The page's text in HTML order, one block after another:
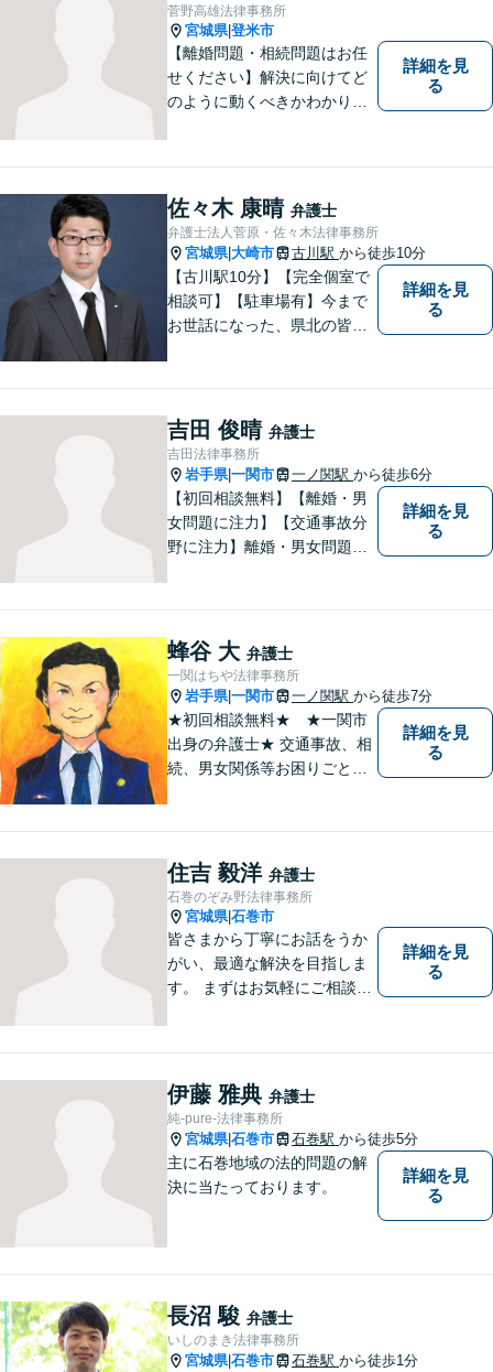
菅野高雄法律事務所
宮城県|登米市
【離婚問題・相続問題はお任
せください】解決に向けてど
のように動くべきかわかりや
夜間・休日対応可】お早めの
ご相談が、納得のいく解決へ
の第一歩です。
詳細を見
る
佐々木 康晴 弁護士
弁護士法人菅原・佐々木法律事務所
宮城県|大崎市 古川駅 から徒歩10分
【古川駅10分】【完全個室で
相談可】【駐車場有】今まで
お世話になった、県北の皆さ
ら、お気軽にお声がけくださ
い。
詳細を見
る
吉田 俊晴 弁護士
吉田法律事務所
岩手県|一関市 一ノ関駅 から徒歩6分
【初回相談無料】【離婚・男
女問題に注力】【交通事故分
野に注力】離婚・男女問題、
ります。何かお困りごとがご
ざいましたら、お気軽にご相
談ください。
詳細を見
る
蜂谷 大 弁護士
一関はちや法律事務所
岩手県|一関市 一ノ関駅 から徒歩7分
★初回相談無料★ ★一関市
出身の弁護士★ 交通事故、相
続、男女関係等お困りごとが
詳細を見
る
住吉 毅洋 弁護士
石巻のぞみ野法律事務所
宮城県|石巻市
皆さまから丁寧にお話をうか
がい、最適な解決を目指しま
す。 まずはお気軽にご相談く
詳細を見
る
伊藤 雅典 弁護士
純-pure-法律事務所
宮城県|石巻市 石巻駅 から徒歩5分
主に石巻地域の法的問題の解
決に当たっております。
詳細を見
る
長沼 駿 弁護士
いしのまき法律事務所
宮城県|石巻市 石巻駅 から徒歩1分